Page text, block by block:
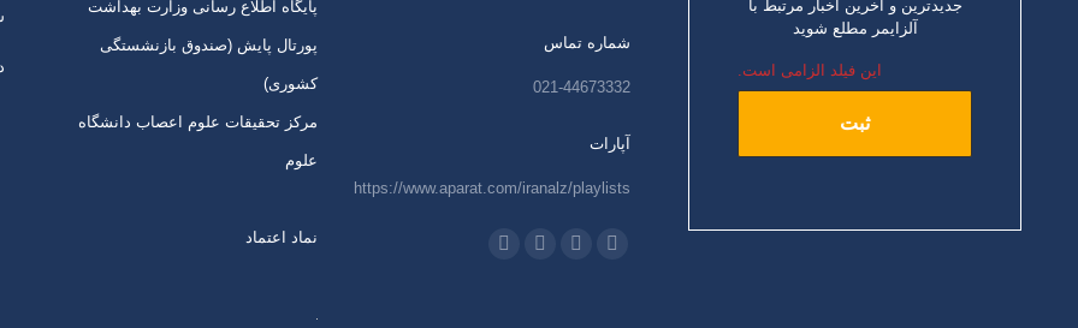
جدیدترین و آخرین اخبار مرتبط با
آلزایمر مطلع شوید
این فیلد الزامی است.
شماره تماس
021-44673332
آپارات
https://www.aparat.com/iranalz/playlists
پایگاه اطلاع رسانی وزارت بهداشت
پورتال پایش (صندوق بازنشستگی
کشوری)
مرکز تحقیقات علوم اعصاب دانشگاه
علوم
نماد اعتماد